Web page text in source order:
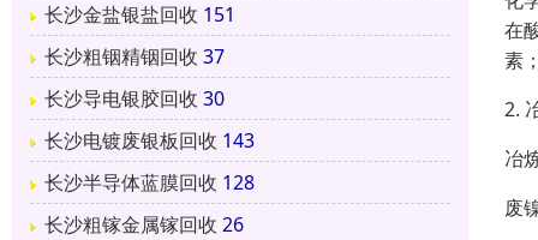
长沙金盐银盐回收 151
长沙粗铟精铟回收 37
长沙导电银胶回收 30
长沙电镀废银板回收 143
长沙半导体蓝膜回收 128
长沙粗镓金属镓回收 26
在
素
2.
冶
废